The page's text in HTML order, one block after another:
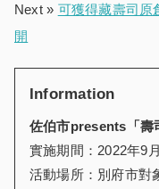
Next » 可獲得藏壽司原
開
Information
佐伯市presents「壽
實施期間：2022年9
活動場所：別府市對